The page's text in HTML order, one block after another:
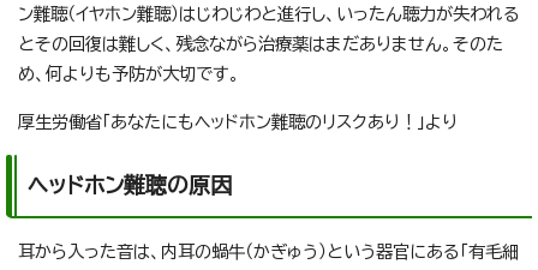
ン難聴（イヤホン難聴）はじわじわと進行し、いったん聴力が失われる
とその回復は難しく、残念ながら治療薬はまだありません。そのた
め、何よりも予防が大切です。
厚生労働省「あなたにもヘッドホン難聴のリスクあり！」より
ヘッドホン難聴の原因
耳から入った音は、内耳の蝸牛（かぎゅう）という器官にある「有毛細